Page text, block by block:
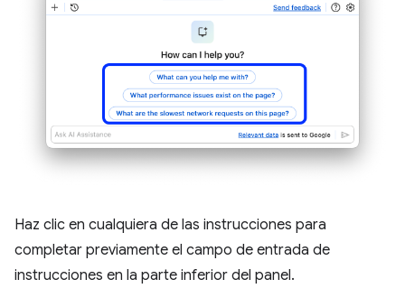
Haz clic en cualquiera de las instrucciones para
completar previamente el campo de entrada de
instrucciones en la parte inferior del panel.